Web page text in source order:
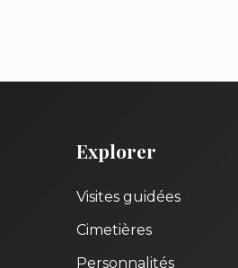
Explorer
Visites guidées
Cimetières
Personnalités